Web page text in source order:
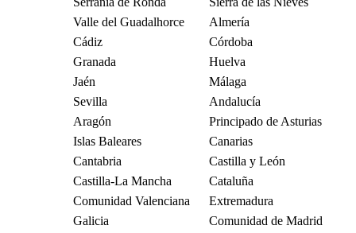
Valle del Guadalhorce
Almería
Cádiz
Córdoba
Granada
Huelva
Jaén
Málaga
Sevilla
Andalucía
Aragón
Principado de Asturias
Islas Baleares
Canarias
Cantabria
Castilla y León
Castilla-La Mancha
Cataluña
Comunidad Valenciana
Extremadura
Galicia
Comunidad de Madrid